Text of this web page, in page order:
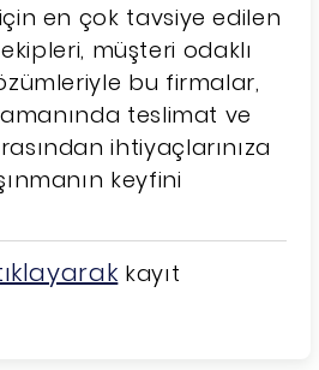
en çok tavsiye edilen
müşteri odaklı
bu firmalar,
teslimat ve
ihtiyaçlarınıza
keyfini
kayıt